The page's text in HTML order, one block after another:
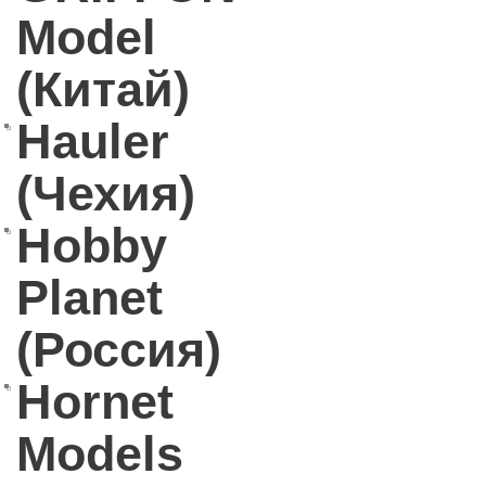
Model
(Китай)
Hauler
(Чехия)
Hobby
Planet
(Россия)
Hornet
Models